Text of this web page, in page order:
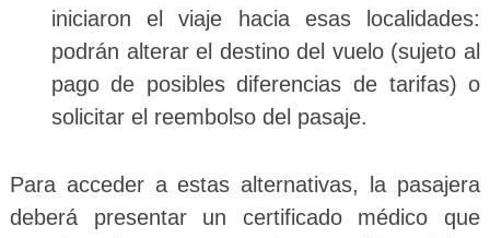
iniciaron el viaje hacia esas localidades:
podrán alterar el destino del vuelo (sujeto al
pago de posibles diferencias de tarifas) o
solicitar el reembolso del pasaje.
Para acceder a estas alternativas, la pasajera
deberá presentar un certificado médico que